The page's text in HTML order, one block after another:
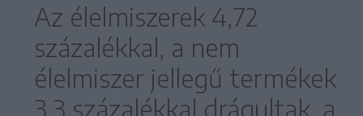
Az élelmiszerek 4,72
százalékkal, a nem
élelmiszer jellegű termékek
3,3 százalékkal drágultak, a